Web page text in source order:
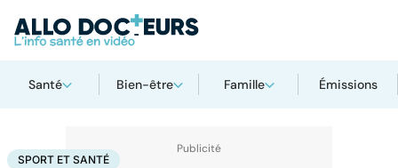
Santé Bien-être Famille Émissions
AccueilBien-êtreSport santé Sport et santé
SPORT ET SANTÉ